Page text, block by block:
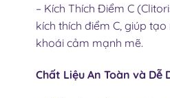
– Kích Thích Điểm C
kích thích điểm C, giúp
khoái cảm mạnh mẽ.
Chất Liệu An Toàn và Dễ